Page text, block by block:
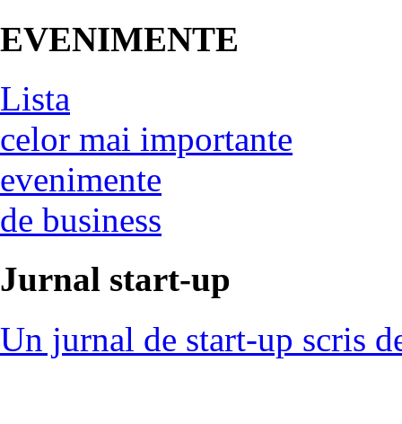
EVENIMENTE
Lista
celor mai importante
evenimente
de business
Jurnal start-up
Un jurnal de start-up scris